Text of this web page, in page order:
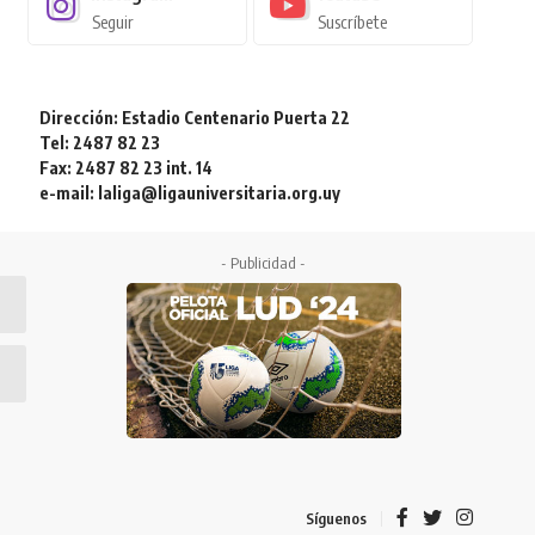
Seguir Suscríbete
Dirección: Estadio Centenario Puerta 22
Tel: 2487 82 23
Fax: 2487 82 23 int. 14
e-mail: laliga@ligauniversitaria.org.uy
- Publicidad -
Síguenos